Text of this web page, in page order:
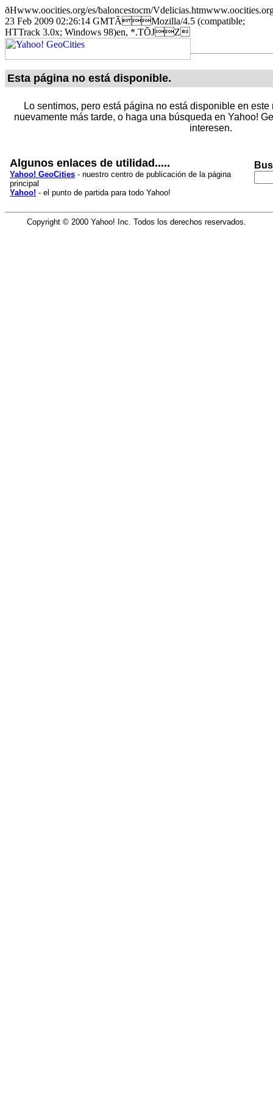
ðHwww.oocities.org/es/baloncestocm/
23 Feb 2009 02:26:14 GMTÃMozilla/4.5 (compatible;
HTTrack 3.0x; Windows 98)en, *.TÕJZ
Esta página no está disponible.
Lo sentimos, pero está página no está disponible en
nuevamente más tarde, o haga una búsqueda en Yahoo!
interesen.
Algunos enlaces de utilidad.....
Yahoo! GeoCities - nuestro centro de publicación de la página
principal
Yahoo! - el punto de partida para todo Yahoo!
Copyright © 2000 Yahoo! Inc. Todos los derechos reservados.